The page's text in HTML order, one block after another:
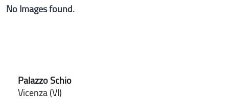
No Images found.
Palazzo Schio
Vicenza (VI)